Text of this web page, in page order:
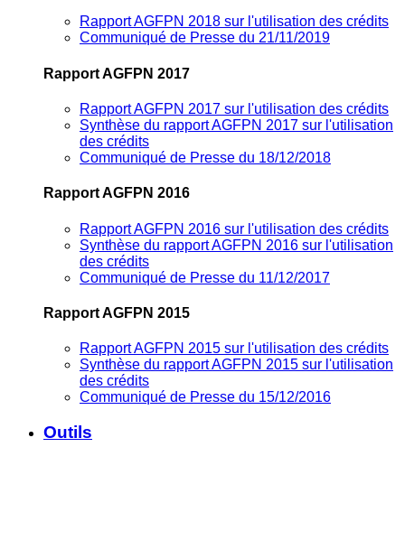
Rapport AGFPN 2018 sur l'utilisation des crédits
Communiqué de Presse du 21/11/2019
Rapport AGFPN 2017
Rapport AGFPN 2017 sur l'utilisation des crédits
Synthèse du rapport AGFPN 2017 sur l'utilisation
des crédits
Communiqué de Presse du 18/12/2018
Rapport AGFPN 2016
Rapport AGFPN 2016 sur l'utilisation des crédits
Synthèse du rapport AGFPN 2016 sur l'utilisation
des crédits
Communiqué de Presse du 11/12/2017
Rapport AGFPN 2015
Rapport AGFPN 2015 sur l'utilisation des crédits
Synthèse du rapport AGFPN 2015 sur l'utilisation
des crédits
Communiqué de Presse du 15/12/2016
Outils